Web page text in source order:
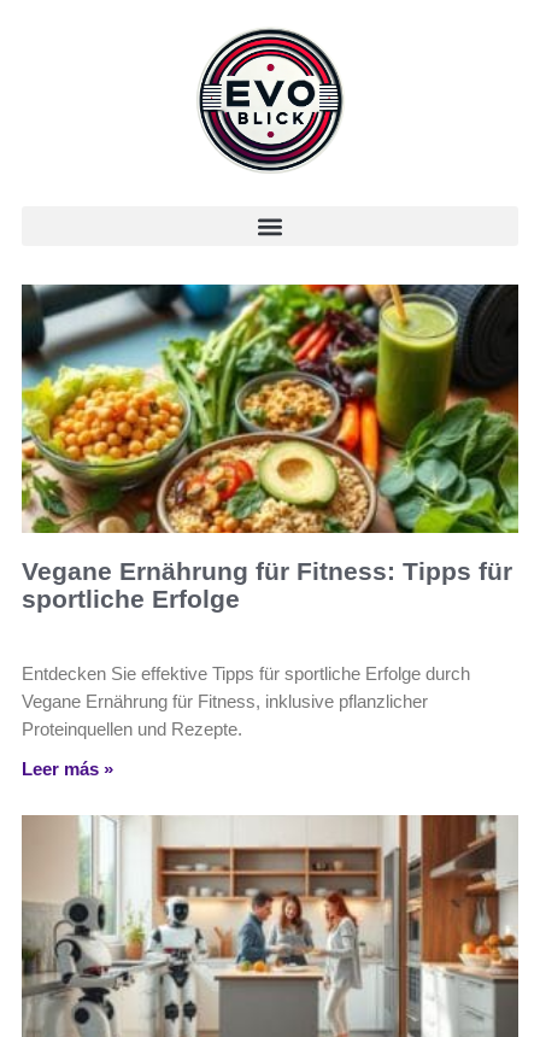
Vegane Ernährung für Fitness: Tipps für
sportliche Erfolge
Entdecken Sie effektive Tipps für sportliche Erfolge durch
Vegane Ernährung für Fitness, inklusive pflanzlicher
Proteinquellen und Rezepte.
Leer más »